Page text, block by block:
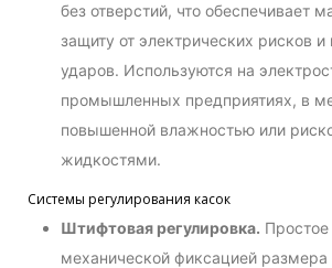
без отверстий, что обеспечивает
защиту от электрических рисков
ударов. Используются на
промышленных предприятиях, в
повышенной влажностью или
жидкостями.
Системы регулирования касок
Штифтовая регулировка.
механической фиксацией